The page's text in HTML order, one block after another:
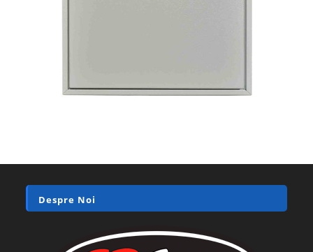
Despre Noi